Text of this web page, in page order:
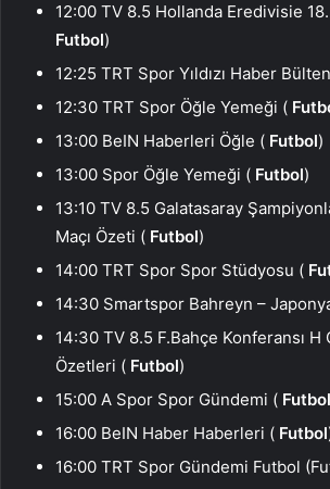
12:00 TV 8.5 Hollanda Eredivisie
Futbol)
12:25 TRT Spor Yıldızı Haber
12:30 TRT Spor Öğle Yemeği (
13:00 BeIN Haberleri Öğle ( Futbol)
13:00 Spor Öğle Yemeği ( Futbol)
13:10 TV 8.5 Galatasaray
Maçı Özeti ( Futbol)
14:00 TRT Spor Spor Stüdyosu (
14:30 Smartspor Bahreyn –
14:30 TV 8.5 F.Bahçe Konferansı H
Özetleri ( Futbol)
15:00 A Spor Spor Gündemi ( Futbol
16:00 BeIN Haber Haberleri ( Futbol
16:00 TRT Spor Gündemi Futbol